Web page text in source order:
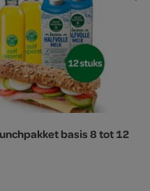
basis 8 tot 12